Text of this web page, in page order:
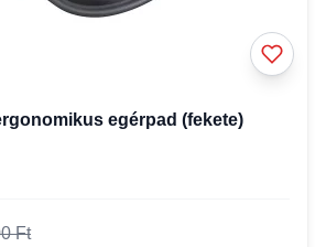
egérpad (fekete)
Ft